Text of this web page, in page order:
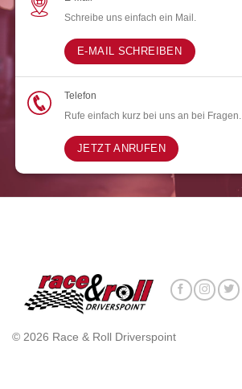
Schreibe uns einfach ein Mail.
E-MAIL SCHREIBEN
Telefon
Rufe einfach kurz bei uns an bei Fragen.
JETZT ANRUFEN
© 2026 Race & Roll Driverspoint